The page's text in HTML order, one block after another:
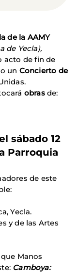
de la AAMY
de Yecla),
acto de fin de
un Concierto de
obrasde:
sábado 12
Parroquia
de este
Yecla.
y de las Artes
Manos
Camboya: